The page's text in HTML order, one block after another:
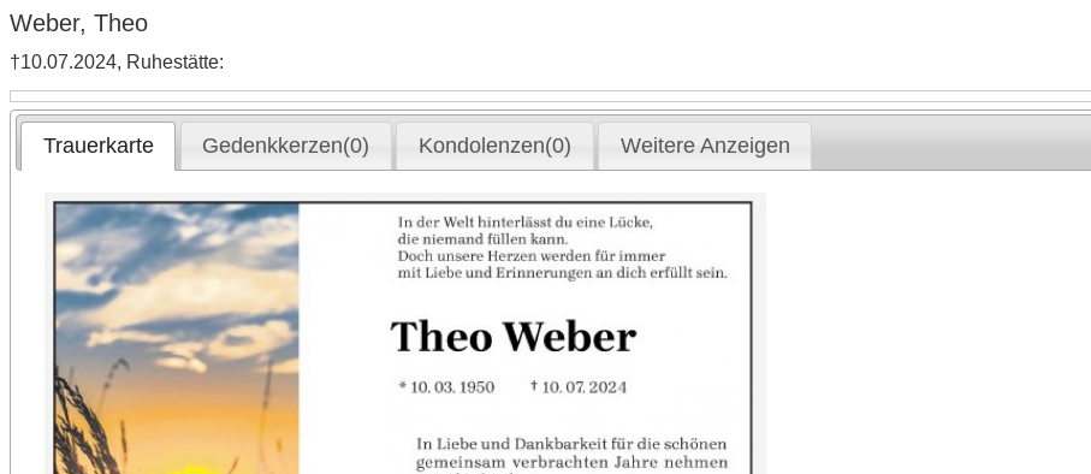
Weber, Theo
†10.07.2024, Ruhestätte:
Trauerkarte Gedenkkerzen(0) Kondolenzen(0) Weitere Anzeigen